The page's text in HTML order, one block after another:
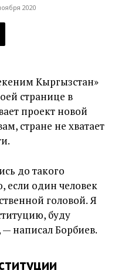
2020
Кыргызстан»
странице в
проект новой
стране не хватает
до такого
если один человек
головой. Я
буду
написал Борбиев.